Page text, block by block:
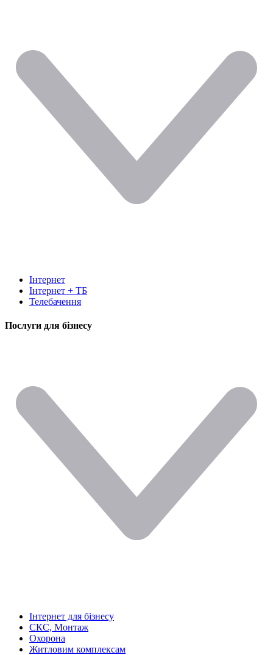
Інтернет
Інтернет + ТБ
Телебачення
Послуги для бізнесу
Інтернет для бізнесу
СКС, Монтаж
Охорона
Житловим комплексам